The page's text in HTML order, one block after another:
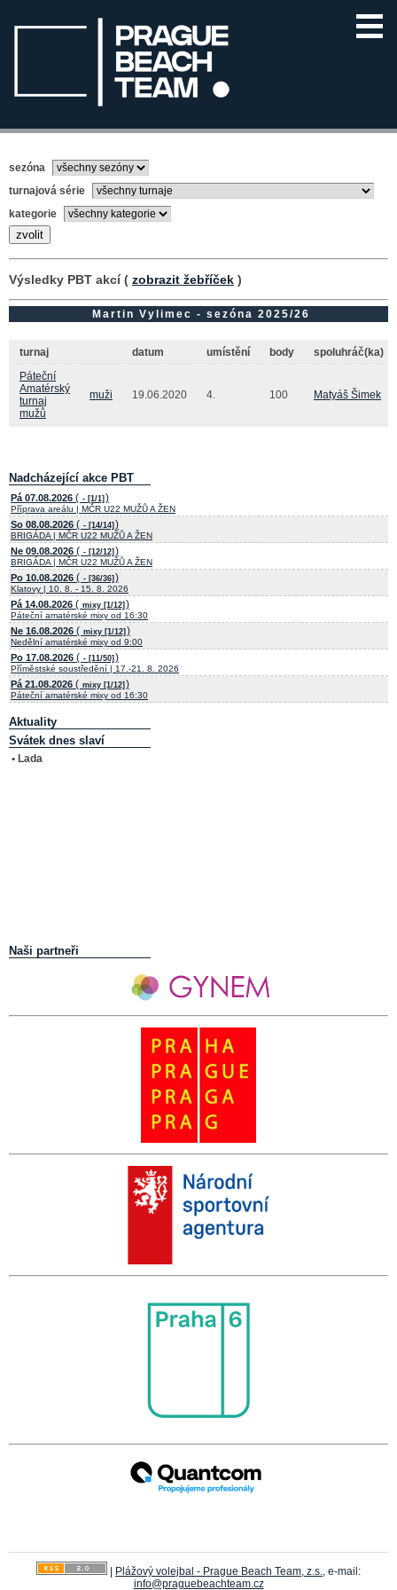
sezóna
turnajová série
kategorie
Výsledky PBT akcí ( zobrazit žebříček )
Martin Vylimec - sezóna 2025/26
turnaj datum umístění body
spoluhráč(ka)
Páteční
Amatérský
turnaj
mužů
muži 19.06.2020 4. 100 Matyáš Šimek
Nadcházející akce PBT
Pá 07.08.2026 ( - [1/1] )
Příprava areálu | MČR U22 MUŽŮ A ŽEN
So 08.08.2026 ( - [14/14] )
BRIGÁDA | MČR U22 MUŽŮ A ŽEN
Ne 09.08.2026 ( - [12/12] )
BRIGÁDA | MČR U22 MUŽŮ A ŽEN
Po 10.08.2026 ( - [36/36] )
Klatovy | 10. 8. - 15. 8. 2026
Pá 14.08.2026 ( mixy [1/12] )
Páteční amatérské mixy od 16:30
Ne 16.08.2026 ( mixy [1/12] )
Nedělní amatérské mixy od 9:00
Po 17.08.2026 ( - [11/50] )
Příměstské soustředění | 17.-21. 8. 2026
Pá 21.08.2026 ( mixy [1/12] )
Páteční amatérské mixy od 16:30
Aktuality
Svátek dnes slaví
• Lada
Naši partneři
Plážový volejbal - Prague Beach Team, z.s., e-mail:
info@praguebeachteam.cz